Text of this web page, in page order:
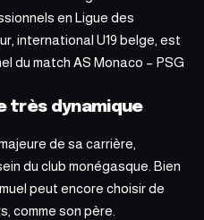
en Ligue des
international U19 belge, est
du match AS Monaco – PSG
très dynamique
de sa carrière,
du club monégasque. Bien
peut encore choisir de
comme son père.